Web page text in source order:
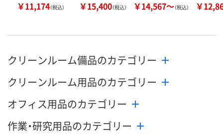
￥11,174（税込） ￥15,400（税込） ￥14,567～（税込） ￥
クリーンルーム備品のカテゴリー
クリーンルーム用品のカテゴリー
オフィス用品のカテゴリー
作業・研究用品のカテゴリー